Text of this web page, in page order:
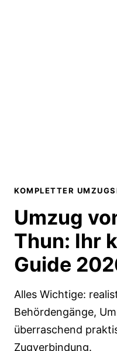
KOMPLETTER
Umzug
Thun: Ihr
Guide
Alles Wichtige:
Behördengänge,
überraschend
Zugverbindung.